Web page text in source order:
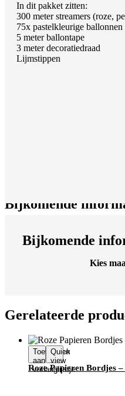
In dit pakket zitten:
300 meter streamers (roze,
75x pastelkleurige
5 meter ballontape
3 meter decoratiedraad
Lijmstippen
Bijkomende
Bijkomende
Kies
Gerelateerde
Toevoegen
aan
verlanglijstje
Quick
view
Roze Papieren Bordjes